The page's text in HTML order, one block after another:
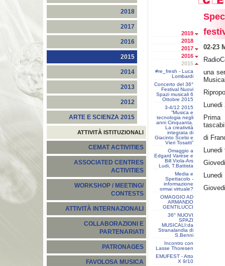
2018
2017
2016
2015
2014
2013
2012
ARTE E SCIENZA 2015
ATTIVITÀ ISTITUZIONALI
CEMAT ACTIVITIES
ASSOCIATED CENTRES
ACTIVITIES
WORKSHOP / MEETING/
CONTESTS
ATTIVITÀ INTERNAZIONALI
COLLABORAZIONI E
PARTENARIATI
PATRONAGES
FAVOLOSA MUSICA
2019
2018
2017
2016
2015
#re_fresh - Luca
Lombardi
Concerto del 36°
Festival Nuovi
Spazi musicali 6
Ottobre 2015
3-4/12 2015
“Musica e
tecnologia negli
anni Cinquanta.
La creatività
integrata di
Giacinto Scelsi e
Vieri Tosatti”
Omaggio a
Edgard Varèse e
Bill Viola-Ars
Ludi, T.Battista
Media e
Spettacolo -
informazione
ormai virtuale?
OMAGGIO AD
ARMANDO
GENTILUCCI
36° NUOVI
SPAZI
MUSICALI:da
Stranalandia di
S.Benni
Incontro con
Lasse Thoresen
EMUFEST - Atto
X 9/10
02-23
una
di